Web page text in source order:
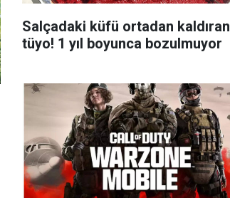
Salçadaki küfü ortadan kaldıran
tüyo! 1 yıl boyunca bozulmuyor